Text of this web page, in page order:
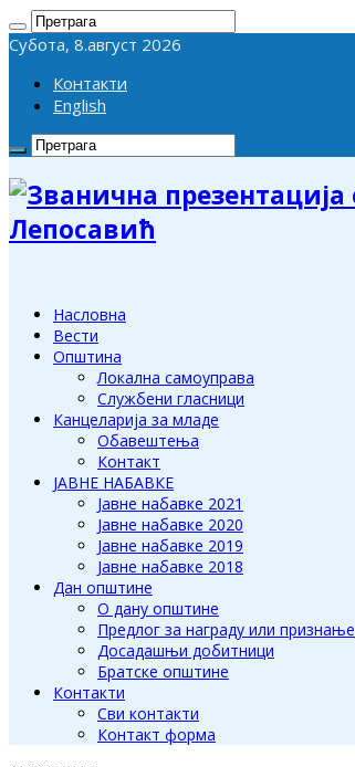
Субота, 8.август 2026
Контакти
English
Лепосавић
Насловна
Вести
Општина
Локална самоуправа
Службени гласници
Канцеларија за младе
Обавештења
Контакт
ЈАВНЕ НАБАВКЕ
Јавне набавке 2021
Јавне набавке 2020
Јавне набавке 2019
Јавне набавке 2018
Дан општине
О дану општине
Предлог за награду или признање
Досадашњи добитници
Братске општине
Контакти
Сви контакти
Контакт форма